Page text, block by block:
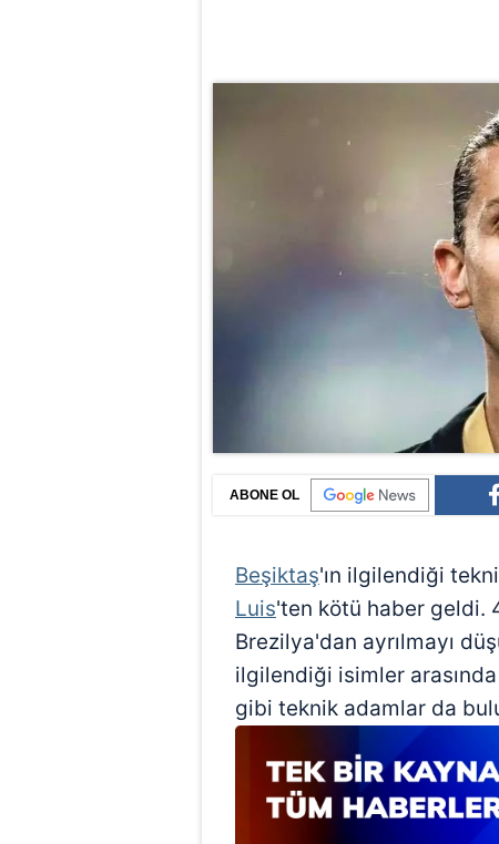
ABONE OL
Beşiktaş'ın ilgilendiği
Luis'ten kötü haber geldi.
Brezilya'dan ayrılmayı
ilgilendiği isimler arasında
gibi teknik adamlar da